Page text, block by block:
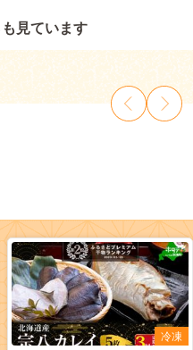
見ています
冷凍